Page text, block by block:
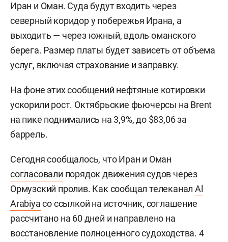
Иран и Оман. Суда будут входить через
северный коридор у побережья Ирана, а
выходить — через южный, вдоль оманского
берега. Размер платы будет зависеть от объема
услуг, включая страхование и заправку.
На фоне этих сообщений нефтяные котировки
ускорили рост. Октябрьские фьючерсы на Brent
на пике поднимались на 3,9%, до $83,06 за
баррель.
Сегодня сообщалось, что Иран и Оман
согласовали порядок движения судов через
Ормузский пролив. Как сообщал телеканал Al
Arabiyaсо ссылкой на источник, соглашение
рассчитано на 60 дней и направлено на
восстановление полноценного судоходства. 4